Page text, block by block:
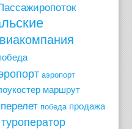
аэропорт
маршрут
перелет победа продажа
туроператор